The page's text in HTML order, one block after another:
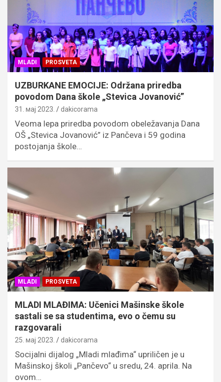
MLADI PROSVETA
UZBURKANE EMOCIJE: Održana priredba
povodom Dana škole „Stevica Jovanović”
31. мај 2023. dakicorama
Veoma lepa priredba povodom obeležavanja Dana
OŠ „Stevica Jovanović” iz Pančeva i 59 godina
postojanja škole…
MLADI PROSVETA
MLADI MLAĐIMA: Učenici Mašinske škole
sastali se sa studentima, evo o čemu su
razgovarali
25. мај 2023. dakicorama
Socijalni dijalog „Mladi mlađima“ upriličen je u
Mašinskoj školi „Pančevo“ u sredu, 24. aprila. Na
ovom…